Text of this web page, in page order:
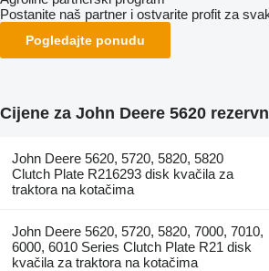
Postanite naš partner i ostvarite profit za
Pogledajte ponudu
Cijene za John Deere 5620
John Deere 5620, 5720, 5820, 5820
Clutch Plate R216293 disk kvačila za
traktora na kotačima
John Deere 5620, 5720, 5820, 7000, 7010,
6000, 6010 Series Clutch Plate R21 disk
kvačila za traktora na kotačima